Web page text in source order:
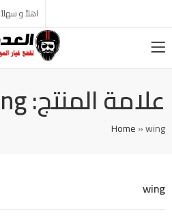
اهلاً و سهلاً
علامة المنتج: wing
Home»wing
wing